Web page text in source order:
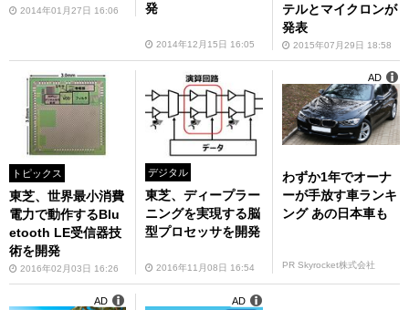
2014年01月27日 16:06
発
2014年12月15日 16:05
テルとマイクロンが
発表
2015年07月29日 18:58
トピックス
東芝、世界最小消費
電力で動作するBlu
etooth LE受信器技
術を開発
2016年02月03日 16:26
デジタル
東芝、ディープラー
ニングを実現する脳
型プロセッサを開発
2016年11月08日 16:54
わずか1年でオーナ
ーが手放す車ランキ
ング あの日本車も
PR Skyrocket株式会社
AD
AD AD